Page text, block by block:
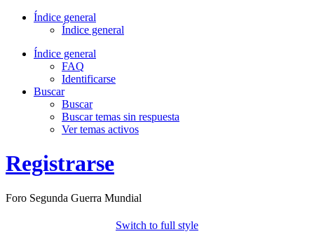
Índice general
Índice general
Índice general
FAQ
Identificarse
Buscar
Buscar
Buscar temas sin respuesta
Ver temas activos
Registrarse
Foro Segunda Guerra Mundial
Switch to full style